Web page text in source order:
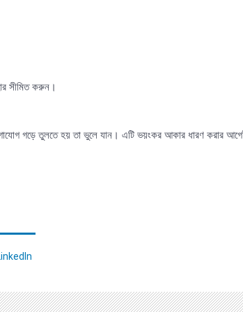
সীমিত করুন।
গড়ে তুলতে হয় তা ভুলে যান। এটি ভয়ংকর আকার ধারণ করার